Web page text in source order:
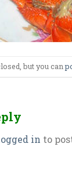
but you can
in to